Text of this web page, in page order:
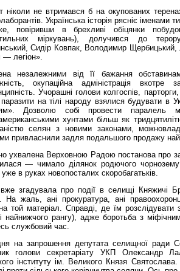
ніколи не втримався б на окупованих
Україн­ська історія рясніє іменами
повіривши в брехливі обіцянки
міркувань), долучився до
Сидір Ковпак, Володимир
— легіон».
незалежними від її бажання
окупаційна адміністрація вкотре
Учорашні голови колгоспів,
паразити на тілі народу взялися будувати в
Дозволю собі провести паралель
хунтами більш як
селян з новими законами,
привласнили задля подальшого продажу
ухвалена Верховною Радою постанова про
— чимало ділянок родючого
уже в руках новопосталих скоробагатьків.
вже згадувала про події в селищі Княжичі
На жаль, ані прокуратура, ані
той матеріал. Справді, де їм роз­слідувати
найнижчого рангу), адже боротьба з
службовий час.
на запрошення депутата селищної ради
голови секретаріату УКП Олександр
інституту ім. Великого Князя